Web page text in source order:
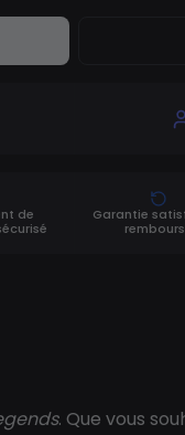
de
Garantie
. Que vous